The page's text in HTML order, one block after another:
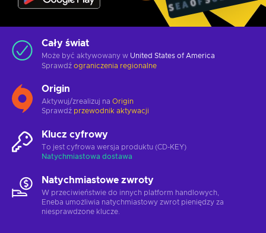
Cały świat
Może być aktywowany w United States of America
Sprawdź ograniczenia regionalne
Origin
Aktywuj/zrealizuj na Origin
Sprawdź przewodnik aktywacji
Klucz cyfrowy
To jest cyfrowa wersja produktu (CD-KEY)
Natychmiastowa dostawa
Natychmiastowe zwroty
W przeciwieństwie do innych platform handlowych,
Eneba umożliwia natychmiastowy zwrot pieniędzy za
niesprawdzone klucze.